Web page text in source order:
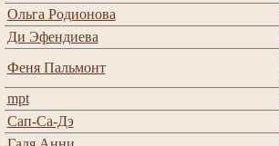
Ольга Родионова
Ди Эфендиева
Феня Пальмонт
mpt
Сап-Са-Дэ